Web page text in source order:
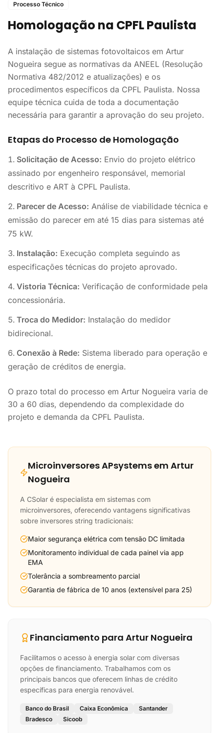
Processo Técnico
Homologação na CPFL Paulista
A instalação de sistemas fotovoltaicos em Artur
Nogueira segue as normativas da ANEEL (Resolução
Normativa 482/2012 e atualizações) e os
procedimentos específicos da CPFL Paulista. Nossa
equipe técnica cuida de toda a documentação
necessária para garantir a aprovação do seu projeto.
Etapas do Processo de Homologação
Solicitação de Acesso: Envio do projeto elétrico
assinado por engenheiro responsável, memorial
descritivo e ART à CPFL Paulista.
Parecer de Acesso: Análise de viabilidade técnica e
emissão do parecer em até 15 dias para sistemas até
75 kW.
Instalação: Execução completa seguindo as
especificações técnicas do projeto aprovado.
Vistoria Técnica: Verificação de conformidade pela
concessionária.
Troca do Medidor: Instalação do medidor
bidirecional.
Conexão à Rede: Sistema liberado para operação e
geração de créditos de energia.
O prazo total do processo em Artur Nogueira varia de
30 a 60 dias, dependendo da complexidade do
projeto e demanda da CPFL Paulista.
Microinversores APsystems em Artur
Nogueira
A CSolar é especialista em sistemas com
microinversores, oferecendo vantagens significativas
sobre inversores string tradicionais:
Maior segurança elétrica com tensão DC limitada
Monitoramento individual de cada painel via app
EMA
Tolerância a sombreamento parcial
Garantia de fábrica de 10 anos (extensível para 25)
Financiamento para Artur Nogueira
Facilitamos o acesso à energia solar com diversas
opções de financiamento. Trabalhamos com os
principais bancos que oferecem linhas de crédito
específicas para energia renovável.
Banco do Brasil Caixa Econômica
Santander
Bradesco
Sicoob